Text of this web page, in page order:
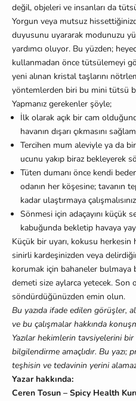
değil, objeleri ve insanları da
Yorgun veya mutsuz
duyusunu uyararak modunuzu
yardımcı oluyor. Bu yüzden;
kullanmadan önce tütsülemeyi
yeni alınan kristal taşlarını
yöntemlerden biri bu mini tütsü
Yapmanız gerekenler şöyle;
İlk olarak açık bir cam
havanın dışarı çıkmasını
Tercihen mum aleviyle ya da
ucunu yakıp biraz bekleyerek
Tüten dumanı önce kendi
odanın her köşesine; tavanın
kadar ulaştırmaya
Sönmesi için adaçayını küçük
kabuğunda bekletip havaya
Küçük bir uyarı, kokusu
sinirli kardeşinizden veya
korumak için bahaneler bulmaya
demeti size aylarca yetecek. Son
söndürdüğünüzden emin olun.
Bu yazıda ifade edilen görüşler,
ve bu çalışmalar hakkında
Yazılar hekimlerin tavsiyelerini
bilgilendirme amaçlıdır. Bu yazı;
teşhisin ve tedavinin yerini
Yazar hakkında:
Ceren Tosun – Spicy Health